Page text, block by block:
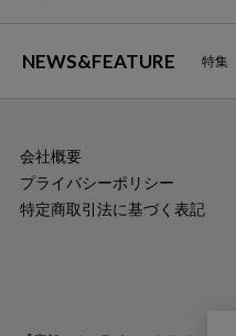
NEWS&FEATURE 特集
会社概要
プライバシーポリシー
特定商取引法に基づく表記